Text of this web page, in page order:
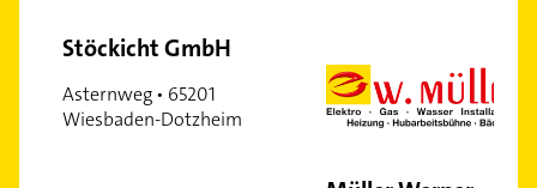
Stöckicht GmbH
Asternweg • 65201
Wiesbaden-Dotzheim